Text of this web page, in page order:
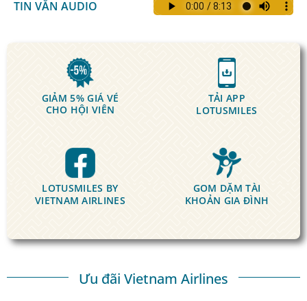
TIN VẮN AUDIO
GIẢM 5% GIÁ VÉ
CHO HỘI VIÊN
TẢI APP
LOTUSMILES
LOTUSMILES BY
VIETNAM AIRLINES
GOM DẶMTÀI
KHOẢN GIA ĐÌNH
Ưu đãi Vietnam Airlines